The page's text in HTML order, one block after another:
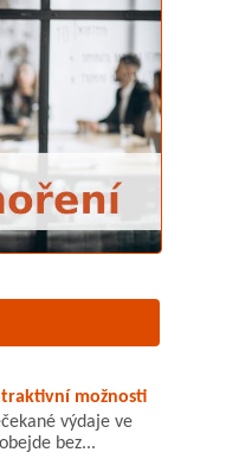
možnosti
výdaje ve
bez...